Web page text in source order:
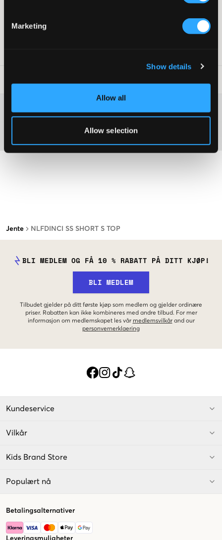
Marketing
Show details
Allow all
Allow selection
Jente NLFDINCI SS SHORT S TOP
Tett passform
Farge: Lys Hvit
BLI MEDLEM OG FÅ 10 % RABATT PÅ DITT KJØP!
BLI MEDLEM
Tilbudet gjelder på ditt første kjøp som medlem og gjelder ordinære
priser. Rabatten kan ikke kombineres med andre tilbud. For mer
informasjon om medlemskapet les vår medlemsvilkår and our
personvernerklaering
Kundeservice
Vilkår
Kids Brand Store
Populært nå
Betalingsalternativer
Leveringsmuligheter